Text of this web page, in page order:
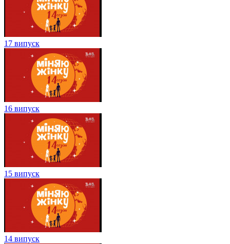
17 випуск
16 випуск
15 випуск
14 випуск